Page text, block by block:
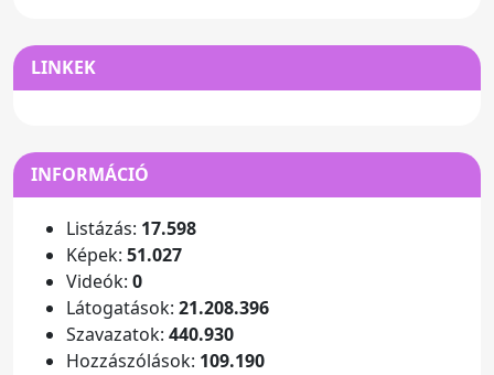
LINKEK
INFORMÁCIÓ
Listázás: 17.598
Képek: 51.027
Videók: 0
Látogatások: 21.208.396
Szavazatok: 440.930
Hozzászólások: 109.190